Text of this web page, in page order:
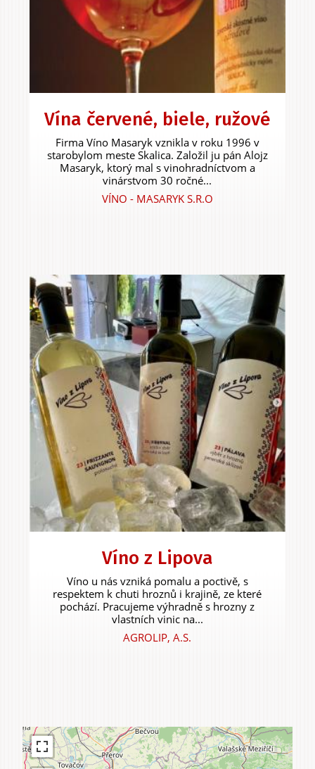
Vína červené, biele, ružové
Firma Víno Masaryk vznikla v roku 1996 v
starobylom meste Skalica. Založil ju pán Alojz
Masaryk, ktorý mal s vinohradníctvom a
vinárstvom 30 ročné...
VÍNO - MASARYK S.R.O
Víno z Lipova
Víno u nás vzniká pomalu a poctivě, s
respektem k chuti hroznů i krajině, ze které
pochází. Pracujeme výhradně s hrozny z
vlastních vinic na...
AGROLIP, A.S.